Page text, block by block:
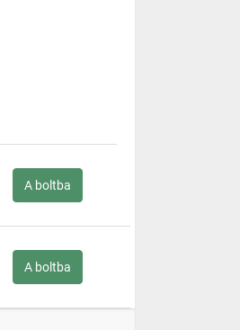
A boltba
A boltba